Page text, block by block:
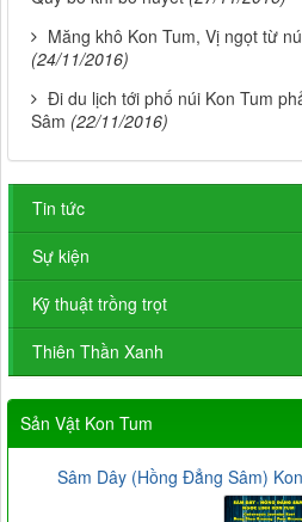
Măng khô Kon Tum, Vị ngọt từ
(24/11/2016)
Đi du lịch tới phố núi Kon Tum
Sâm (22/11/2016)
Tin tức
Sự kiện
Kỹ thuật trồng trọt
Thiên Thần Xanh
Sản Vật Kon Tum
Sâm Dây (Hồng Đẳng Sâm)